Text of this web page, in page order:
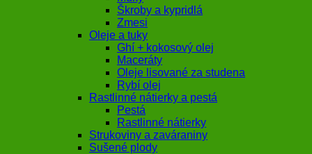
Škroby a kypridlá
Zmesi
Oleje a tuky
Ghí + kokosový olej
Maceráty
Oleje lisované za studena
Rybí olej
Rastlinné nátierky a pestá
Pestá
Rastlinné nátierky
Strukoviny a zaváraniny
Sušené plody